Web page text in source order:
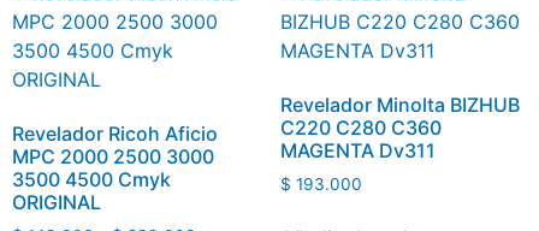
Revelador Ricoh Aficio
MPC 2000 2500 3000
3500 4500 Cmyk
ORIGINAL
Revelador Minolta BIZHUB
C220 C280 C360
MAGENTA Dv311
$ 193.000